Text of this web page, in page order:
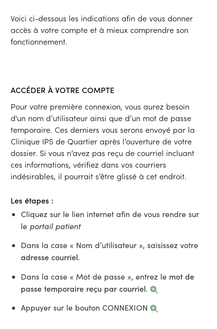
Voici ci-dessous les indications afin de vous donner
accès à votre compte et à mieux comprendre son
fonctionnement.
ACCÉDER À VOTRE COMPTE
Pour votre première connexion, vous aurez besoin
d'un nom d’utilisateur ainsi que d’un mot de passe
temporaire. Ces derniers vous serons envoyé par la
Clinique IPS de Quartier après l’ouverture de votre
dossier. Si vous n’avez pas reçu de courriel incluant
ces informations, vérifiez dans vos courriers
indésirables, il pourrait s’être glissé à cet endroit.
Les étapes :
Cliquez sur le lien internet afin de vous rendre sur
le portail patient
Dans la case « Nom d’utilisateur », saisissez votre
adresse courriel.
Dans la case « Mot de passe », entrez le mot de
passe temporaire reçu par courriel.
Appuyer sur le bouton CONNEXION